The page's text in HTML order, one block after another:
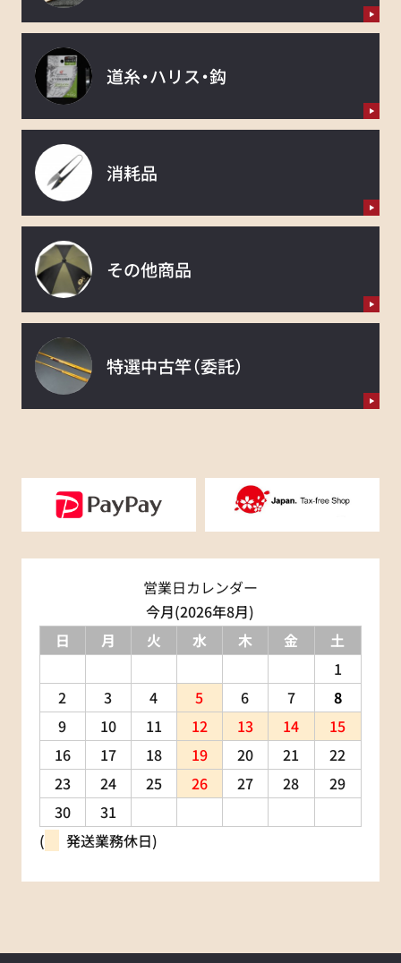
道糸・ハリス・鈎
消耗品
その他商品
特選中古竿（委託）
営業日カレンダー
今月(2026年8月)
日
月 火 水 木 金
土
1
2
3 4 5 6 7
8
9
10 11 12 13 14
15
16
17 18 19 20 21
22
23
24 25 26 27 28
29
30
31
(
発送業務休日)